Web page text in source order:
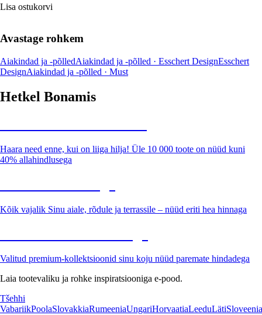
Lisa ostukorvi
Avastage rohkem
Aiakindad ja -põlledAiakindad ja -põlled · Esschert DesignEsschert
DesignAiakindad ja -põlled · Must
Hetkel Bonamis
Haara need enne, kui on liiga hilja! Üle 10 000 toote on nüüd kuni
40% allahindlusega
Kõik vajalik Sinu aiale, rõdule ja terrassile – nüüd eriti hea hinnaga
Valitud premium-kollektsioonid sinu koju nüüd paremate hindadega
Laia tootevaliku ja rohke inspiratsiooniga e-pood.
Tšehhi
VabariikPoolaSlovakkiaRumeeniaUngariHorvaatiaLeeduLätiSloveenia